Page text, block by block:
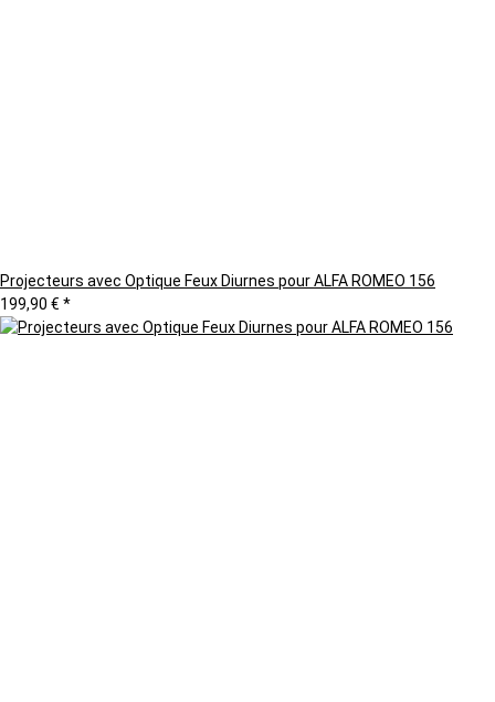
Projecteurs avec Optique Feux Diurnes pour ALFA ROMEO 156
199,90 € *